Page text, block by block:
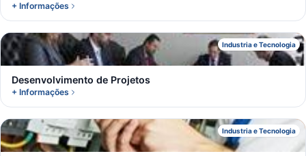
+ Informações
Industria e Tecnologia
D
Desenvolvimento de Projetos
+ Informações
Industria e Tecnologia
E